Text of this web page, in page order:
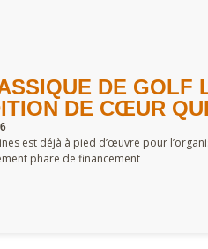
DE GOLF
DE CŒUR
est déjà à pied d’œuvre pour
phare de financement